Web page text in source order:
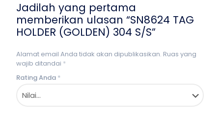
Jadilah yang pertama
memberikan ulasan “SN8624 TAG
HOLDER (GOLDEN) 304 S/S”
Alamat email Anda tidak akan dipublikasikan. Ruas yang
wajib ditandai *
Rating Anda *